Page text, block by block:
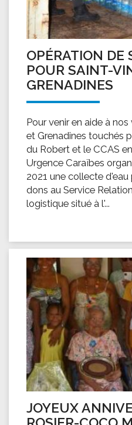
OPÉRATION DE
POUR SAINT-
GRENADINES
Pour venir en aide à
et Grenadines touchés
du Robert et le CCAS
Urgence Caraïbes
2021 une collecte
dons au Service
logistique situé à l'...
JOYEUX